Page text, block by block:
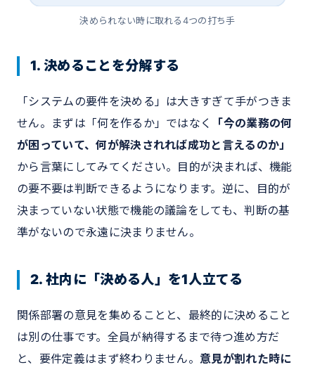
決められない時に取れる4つの打ち手
1. 決めることを分解する
「システムの要件を決める」は大きすぎて手がつきま
せん。まずは「何を作るか」ではなく
「今の業務の何
が困っていて、何が解決されれば成功と言えるのか」
から言葉にしてみてください。目的が決まれば、機能
の要不要は判断できるようになります。逆に、目的が
決まっていない状態で機能の議論をしても、判断の基
準がないので永遠に決まりません。
2. 社内に「決める人」を1人立てる
関係部署の意見を集めることと、最終的に決めること
は別の仕事です。全員が納得するまで待つ進め方だ
と、要件定義はまず終わりません。 意見が割れた時に